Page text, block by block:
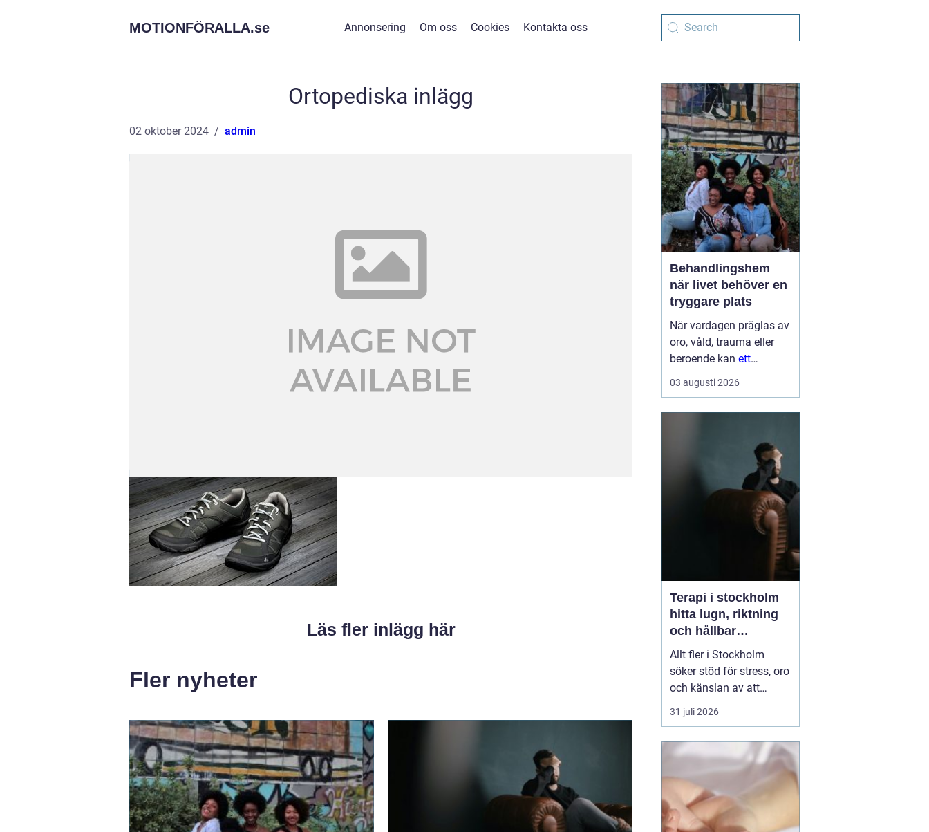
MOTIONFÖRALLA.se Annonsering Om oss Cookies Kontakta oss
Ortopediska inlägg
02 oktober 2024 admin
Läs fler inlägg här
Fler nyheter
Behandlingshem
när livet behöver en
tryggare plats
När vardagen präglas av
oro, våld, trauma eller
beroende kan ett
Behandlingshem bli
trygga punkt som
bara om att få tak över
huvudet, utan om att få
skydd, professi...
03 augusti 2026
Terapi i stockholm
hitta lugn, riktning
och hållbar
förändring
Allt fler i Stockholm
söker stöd för stress, oro
och känslan av att
vardagen skenar. Många
har testat att vila mer,
men märker att det inte
räcker. Terapi blir då en
plats där någon lyssnar
på djupet, ställer rätt
frågor och h...
31 juli 2026